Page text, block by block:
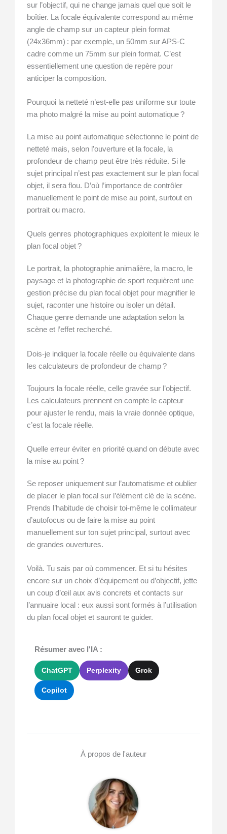
sur l’objectif, qui ne change jamais quel que soit le
boîtier. La focale équivalente correspond au même
angle de champ sur un capteur plein format
(24x36mm) : par exemple, un 50mm sur APS-C
cadre comme un 75mm sur plein format. C’est
essentiellement une question de repère pour
anticiper la composition.
Pourquoi la netteté n’est-elle pas uniforme sur toute
ma photo malgré la mise au point automatique ?
La mise au point automatique sélectionne le point de
netteté mais, selon l’ouverture et la focale, la
profondeur de champ peut être très réduite. Si le
sujet principal n’est pas exactement sur le plan focal
objet, il sera flou. D’où l’importance de contrôler
manuellement le point de mise au point, surtout en
portrait ou macro.
Quels genres photographiques exploitent le mieux le
plan focal objet ?
Le portrait, la photographie animalière, la macro, le
paysage et la photographie de sport requièrent une
gestion précise du plan focal objet pour magnifier le
sujet, raconter une histoire ou isoler un détail.
Chaque genre demande une adaptation selon la
scène et l’effet recherché.
Dois-je indiquer la focale réelle ou équivalente dans
les calculateurs de profondeur de champ ?
Toujours la focale réelle, celle gravée sur l’objectif.
Les calculateurs prennent en compte le capteur
pour ajuster le rendu, mais la vraie donnée optique,
c’est la focale réelle.
Quelle erreur éviter en priorité quand on débute avec
la mise au point ?
Se reposer uniquement sur l’automatisme et oublier
de placer le plan focal sur l’élément clé de la scène.
Prends l’habitude de choisir toi-même le collimateur
d’autofocus ou de faire la mise au point
manuellement sur ton sujet principal, surtout avec
de grandes ouvertures.
Voilà. Tu sais par où commencer. Et si tu hésites
encore sur un choix d’équipement ou d’objectif, jette
un coup d’œil aux avis concrets et contacts sur
l’annuaire local : eux aussi sont formés à l’utilisation
du plan focal objet et sauront te guider.
Résumer avec l'IA :
ChatGPT Perplexity Grok
Copilot
À propos de l'auteur